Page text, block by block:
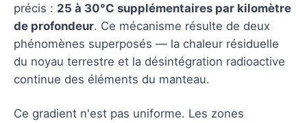
précis : 25 à 30°C supplémentaires par kilomètre
de profondeur. Ce mécanisme résulte de deux
phénomènes superposés — la chaleur résiduelle
du noyau terrestre et la désintégration radioactive
continue des éléments du manteau.
Ce gradient n'est pas uniforme. Les zones